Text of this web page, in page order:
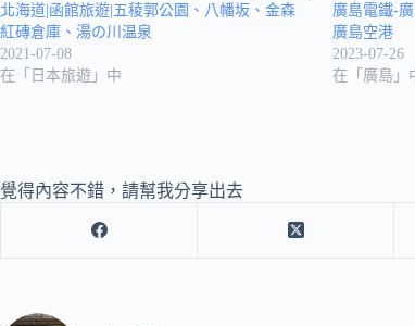
北海道|函館旅遊|五稜郭公園、八幡坂、金森
紅磚倉庫、湯の川温泉
2021-07-08
在「日本旅遊」中
廣島電鐵-
廣島空港
2023-07-26
在「廣島」
覺得內容不錯，請幫我分享出去